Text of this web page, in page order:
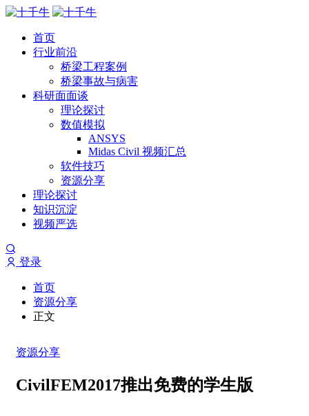
首页
行业前沿
桥梁工程案例
桥梁事故与病害
科研面面谈
理论探讨
数值模拟
ANSYS
Midas Civil 视频汇总
软件技巧
资源分享
理论探讨
知识沉淀
视频严选
登录
首页
资源分享
正文
资源分享
CivilFEM2017推出免费的学生版